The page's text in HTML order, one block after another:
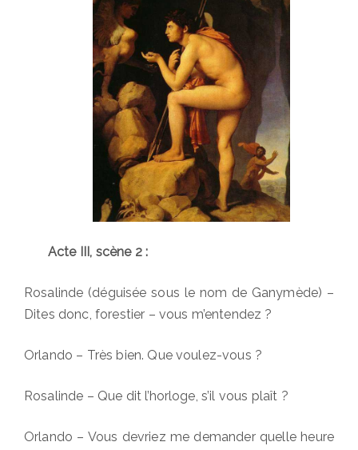
Acte III, scène 2 :
Rosalinde (déguisée sous le nom de Ganymède) –
Dites donc, forestier – vous m’entendez ?
Orlando – Très bien. Que voulez-vous ?
Rosalinde – Que dit l’horloge, s’il vous plaît ?
Orlando – Vous devriez me demander quelle heure